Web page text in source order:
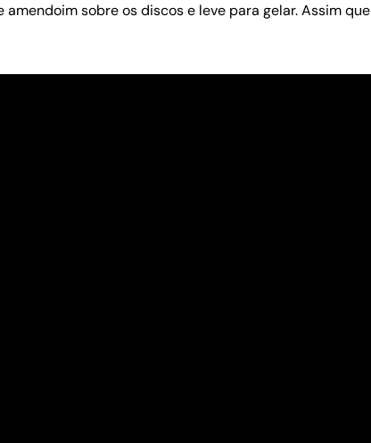
sobre os discos e leve para gelar. Assim que